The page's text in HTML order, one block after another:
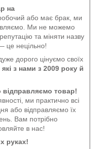
на
або має брак, ми
Ми не можемо
та міняти назву
це нецільно!
дорого цінуємо своїх
з нами з 2009 року й
відправляємо товар!
ми практично всі
або відправляємо їх
Вам потрібно
в нас!
руках!